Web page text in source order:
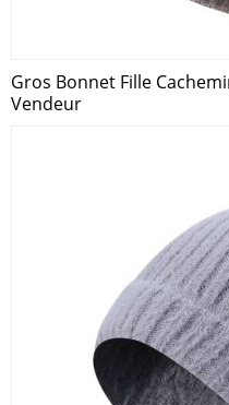
Gros Bonnet Fille
Vendeur